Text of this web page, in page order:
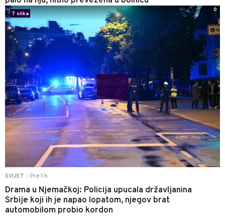
SVIJET Pre 1 h
Drama u Njemačkoj: Policija upucala državljanina
Srbije koji ih je napao lopatom, njegov brat
automobilom probio kordon
7 slika
0